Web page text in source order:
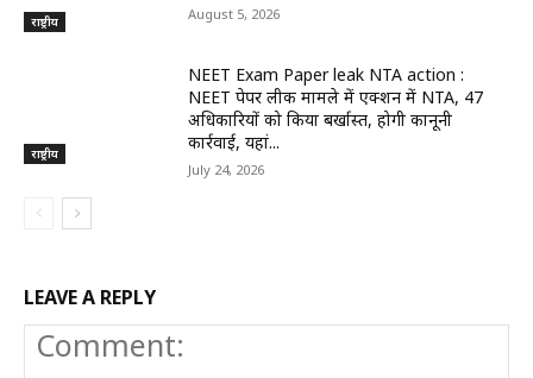
राष्ट्रीय August 5, 2026
राष्ट्रीय
NEET Exam Paper leak NTA action :
NEET पेपर लीक मामले में एक्शन में NTA, 47
अधिकारियों को किया बर्खास्त, होगी कानूनी
कार्रवाई, यहां...
July 24, 2026
LEAVE A REPLY